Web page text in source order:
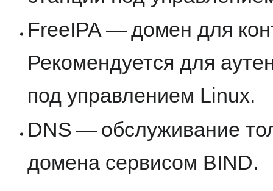
FreeIPA — домен для
Рекомендуется для
под управлением Linux.
DNS — обслуживание
домена сервисом BIND.